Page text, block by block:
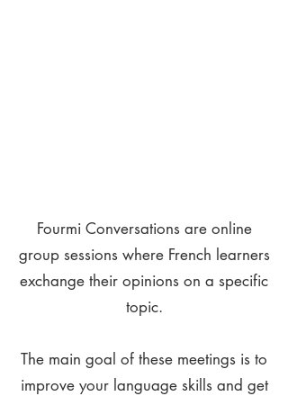
Fourmi Conversations are online
group sessions where French learners
exchange their opinions on a specific
topic.
The main goal of these meetings is to
improve your language skills and get